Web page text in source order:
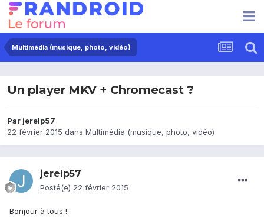
Multimédia (musique, photo, vidéo)
Un player MKV + Chromecast ?
Par jerelp57
22 février 2015 dans Multimédia (musique, photo, vidéo)
jerelp57
Posté(e) 22 février 2015
Bonjour à tous !